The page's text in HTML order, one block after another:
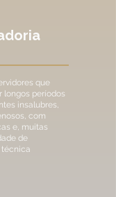
que
longos períodos
insalubres,
com
e, muitas
de